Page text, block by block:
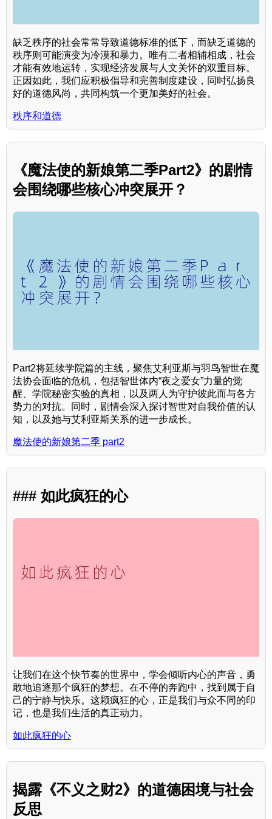
缺乏秩序的社会常常导致道德标准的低下，而缺乏道德的
秩序则可能演变为冷漠和暴力。唯有二者相辅相成，社会
才能有效地运转，实现经济发展与人文关怀的双重目标。
正因如此，我们应积极倡导和完善制度建设，同时弘扬良
好的道德风尚，共同构筑一个更加美好的社会。
秩序和道德
《魔法使的新娘第二季Part2》的剧情
会围绕哪些核心冲突展开？
Part2将延续学院篇的主线，聚焦艾利亚斯与羽鸟智世在魔
法协会面临的危机，包括智世体内“夜之爱女”力量的觉
醒、学院秘密实验的真相，以及两人为守护彼此而与各方
势力的对抗。同时，剧情会深入探讨智世对自我价值的认
知，以及她与艾利亚斯关系的进一步成长。
魔法使的新娘第二季 part2
### 如此疯狂的心
让我们在这个快节奏的世界中，学会倾听内心的声音，勇
敢地追逐那个疯狂的梦想。在不停的奔跑中，找到属于自
己的宁静与快乐。这颗疯狂的心，正是我们与众不同的印
记，也是我们生活的真正动力。
如此疯狂的心
揭露《不义之财2》的道德困境与社会
反思